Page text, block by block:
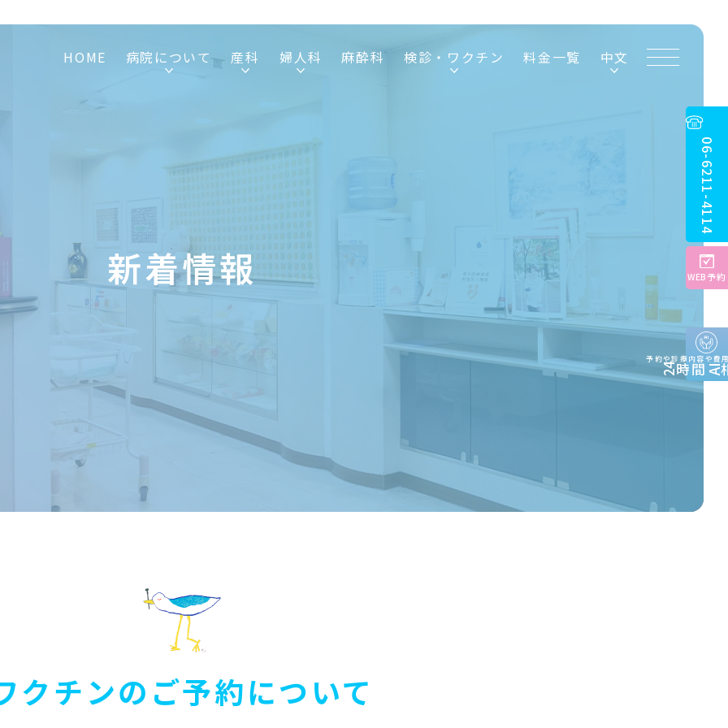
ワ
ク
HOME 病院について 産科 婦人科 麻酔科 検診・ワクチン 料金一覧 中文
新着情報
クチンのご予約について
06
-
6211
-
4114
WEB予約
予約や診療内容や費
24時間AI